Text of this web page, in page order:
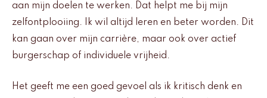
aan mijn doelen te werken. Dat helpt me bij mijn
zelfontplooiing. Ik wil altijd leren en beter worden. Dit
kan gaan over mijn carrière, maar ook over actief
burgerschap of individuele vrijheid.
Het geeft me een goed gevoel als ik kritisch denk en